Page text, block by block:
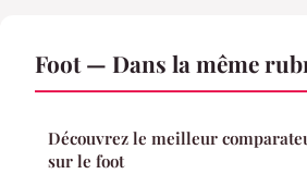
Foot — Dans la même
Découvrez le meilleur
sur le foot